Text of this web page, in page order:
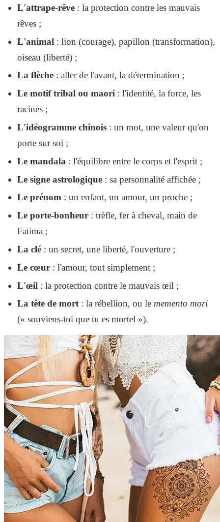
L'attrape-rêve: la protection contre les mauvais
rêves ;
L'animal : lion (courage), papillon (transformation),
oiseau (liberté) ;
La flèche: aller de l'avant, la détermination ;
Le motif tribal ou maori: l'identité, la force, les
racines ;
L'idéogramme chinois: un mot, une valeur qu'on
porte sur soi ;
Le mandala : l'équilibre entre le corps et l'esprit ;
Le signe astrologique: sa personnalité affichée ;
Le prénom: un enfant, un amour, un proche ;
Le porte-bonheur: trèfle, fer à cheval, main de
Fatima ;
La clé: un secret, une liberté, l'ouverture ;
Le cœur: l'amour, tout simplement ;
L'œil : la protection contre le mauvais œil ;
La tête de mort: la rébellion, ou le memento mori
(« souviens-toi que tu es mortel »).